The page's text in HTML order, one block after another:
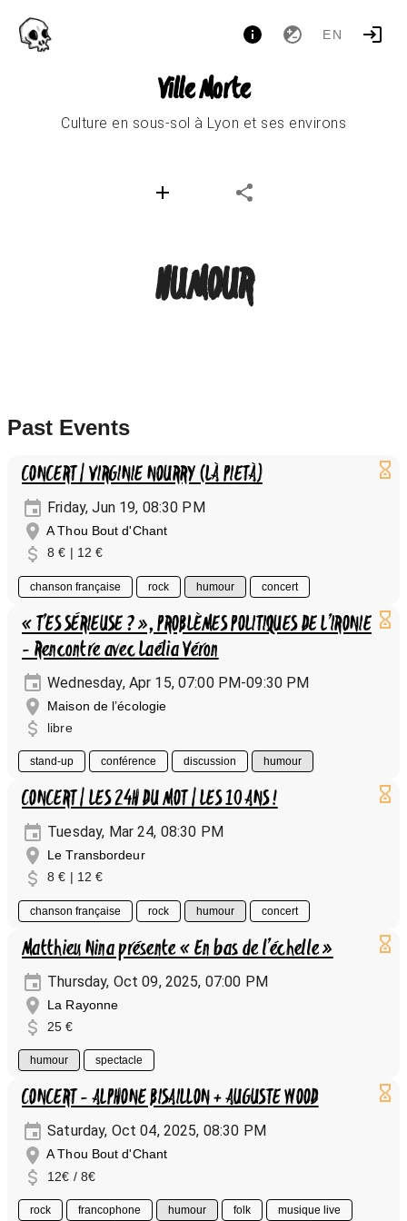
EN
Ville Morte
Culture en sous-sol à Lyon et ses environs
HUMOUR
Past Events
CONCERT | VIRGINIE NOURRY (LÀ PIETÀ)
Friday, Jun 19, 08:30 PM
A Thou Bout d'Chant
8 € | 12 €
chanson française rock humour concert
« T’ES SÉRIEUSE ? », PROBLÈMES POLITIQUES DE L’IRONIE
- Rencontre avec Laélia Véron
Wednesday, Apr 15, 07:00 PM-09:30 PM
Maison de l’écologie
libre
stand-up conférence discussion humour
CONCERT | LES 24H DU MOT | LES 10 ANS !
Tuesday, Mar 24, 08:30 PM
Le Transbordeur
8 € | 12 €
chanson française rock humour concert
Matthieu Nina présente « En bas de l’échelle »
Thursday, Oct 09, 2025, 07:00 PM
La Rayonne
25 €
humour spectacle
CONCERT - ALPHONE BISAILLON + AUGUSTE WOOD
Saturday, Oct 04, 2025, 08:30 PM
A Thou Bout d'Chant
12€ / 8€
rock francophone humour folk musique live